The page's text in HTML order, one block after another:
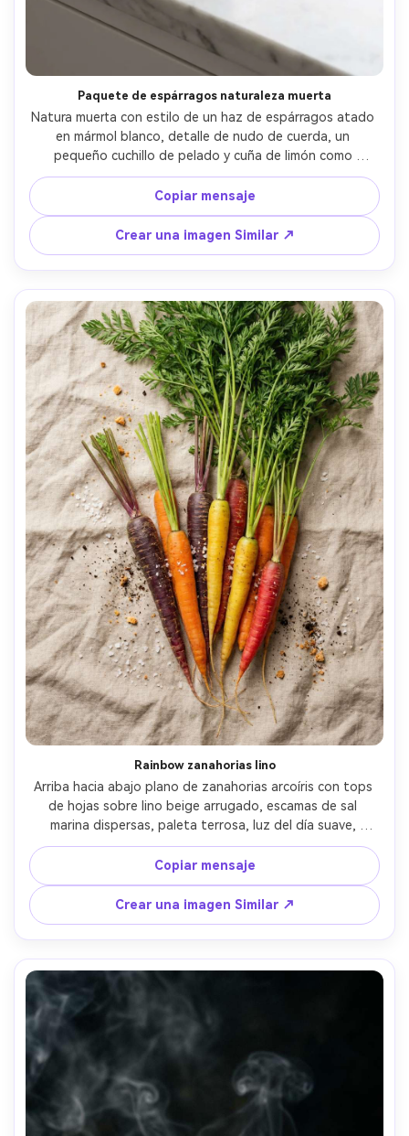
Paquete de espárragos naturaleza muerta
Natura muerta con estilo de un haz de espárragos atado
en mármol blanco, detalle de nudo de cuerda, un
pequeño cuchillo de pelado y cuña de limón como
accesorios, composición mínima limpia, iluminación
softbox brillante, reflejos nítidos, disparado en Canon
EOS R5, lente de 85 mm, f/3.2, fotorealista, estética de
cocina premium- -ar 4:5
Copiar mensaje
Crear una imagen Similar ↗
Rainbow zanahorias lino
Arriba hacia abajo plano de zanahorias arcoíris con tops
de hojas sobre lino beige arrugado, escamas de sal
marina dispersas, paleta terrosa, luz del día suave,
sombras suaves, disparado como una foto de estilo de
comida de Pinterest, ultra-realista, alta resolución, grado
de color de película sutil, espacio negativo limpio para el
texto, lente de 85 mm, profundidad de campo poco
profunda- -ar 4:5
Copiar mensaje
Crear una imagen Similar ↗